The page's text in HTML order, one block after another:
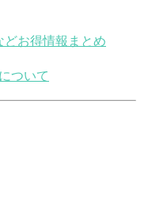
どお得情報まとめ
ついて